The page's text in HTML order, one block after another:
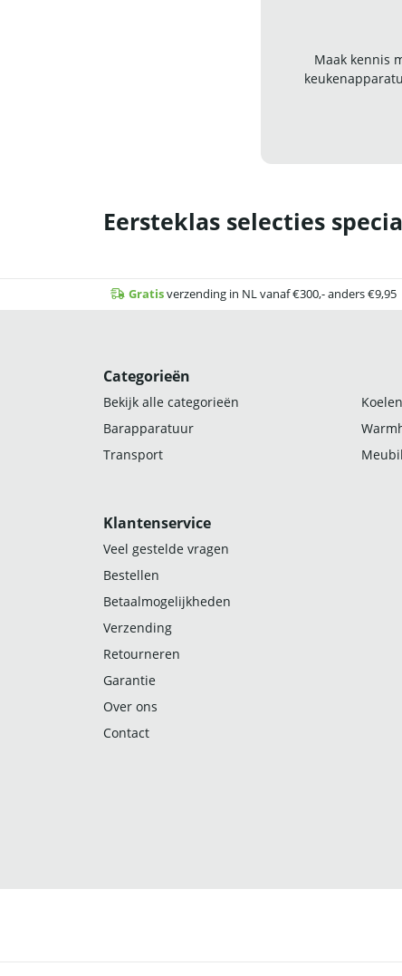
Maak kennis
Eersteklas selecties
Gratisverzending in NL vanaf €300,- anders €9,95
Categorieën
Bekijk alle categorieën
Barapparatuur
Transport
Klantenservice
Veel gestelde vragen
Bestellen
Betaalmogelijkheden
Verzending
Retourneren
Garantie
Over ons
Contact